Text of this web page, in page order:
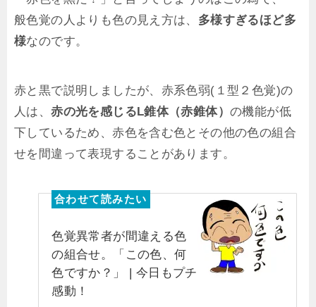
般色覚の人よりも色の見え方は、 多様すぎるほど多
様なのです。
赤と黒で説明しましたが、赤系色弱(１型２色覚)の
人は、赤の光を感じるL錐体（赤錐体）の機能が低
下しているため、赤色を含む色とその他の色の組合
せを間違って表現することがあります。
色覚異常者が間違える色
の組合せ。「この色、何
色ですか？」 | 今日もプチ
感動！